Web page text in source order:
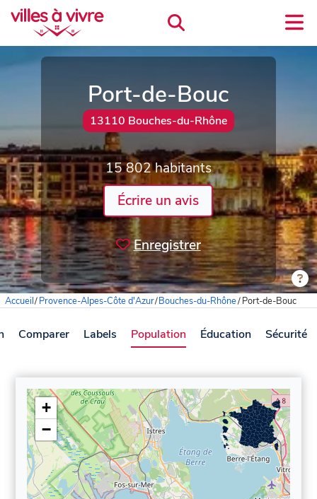
Port-de-Bouc
13110 Bouches-du-Rhône
15 802 habitants
Écrire un avis
Enregistrer
Accueil/Provence-Alpes-Côte d'Azur/Bouches-du-Rhône/Port-de-Bouc
Comparer Labels Population Éducation Sécurité
+
−